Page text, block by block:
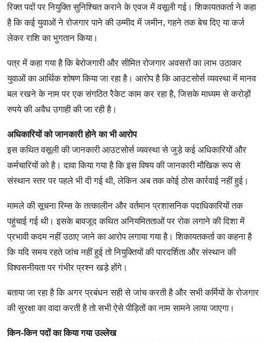
रिक्त पदों पर नियुक्ति सुनिश्चित कराने के एवज में वसूली गई। शिकायतकर्ता ने कहा
है कि कई युवाओं ने रोजगार पाने की उम्मीद में जमीन, गहने तक बेच दिए या कर्ज
लेकर राशि का भुगतान किया।
पत्र में कहा गया है कि बेरोजगारी और सीमित रोजगार अवसरों का लाभ उठाकर
युवाओं का आर्थिक शोषण किया जा रहा है। आरोप है कि आउटसोर्स व्यवस्था में मानव
बल रखने के नाम पर एक संगठित रैकेट काम कर रहा है, जिसके माध्यम से करोड़ों
रुपये की अवैध उगाही की जा रही है।
अधिकारियों को जानकारी होने का भी आरोप
इस कथित वसूली की जानकारी आउटसोर्स व्यवस्था से जुड़े कई अधिकारियों और
कर्मचारियों को है। दावा किया गया है कि इस विषय की जानकारी मौखिक रूप से
संस्थान स्तर पर पहले भी दी गई थी, लेकिन अब तक कोई ठोस कार्रवाई नहीं हुई।
मामले की सूचना रिम्स के तत्कालीन और वर्तमान प्रशासनिक पदाधिकारियों तक
पहुंचाई गई थी। इसके बावजूद कथित अनियमितताओं पर रोक लगाने की दिशा में
प्रभावी कदम नहीं उठाए जाने का आरोप लगाया गया है। शिकायतकर्ता का कहना है
कि यदि समय रहते जांच नहीं हुई तो नियुक्तियों की पारदर्शिता और संस्थान की
विश्वसनीयता पर गंभीर प्रश्न खड़े होंगे।
बताया जा रहा है कि अगर प्रबंधन सही से जांच करती है और सभी कर्मियों के रोजगार
की सुरक्षा का वादा करती है तो सभी ऐसे पीड़ितों का नाम सामने लाया जाएगा।
किन-किन पदों का किया गया उल्लेख